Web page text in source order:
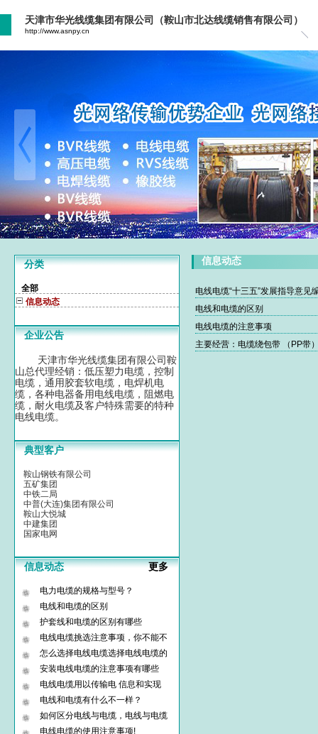
天津市华光线缆集团有限公司（鞍山市北达线缆销售有限公司）
http://www.asnpy.cn
分类
全部
信息动态
企业公告
天津市华光线缆集团有限公司鞍
山总代理经销：低压塑力电缆，控制
电缆，通用胶套软电缆，电焊机电
缆，各种电器备用电线电缆，阻燃电
缆，耐火电缆及客户特殊需要的特种
电线电缆。
典型客户
鞍山钢铁有限公司
五矿集团
中铁二局
中普(大连)集团有限公司
鞍山大悦城
中建集团
国家电网
更多
信息动态
电力电缆的规格与型号？
电线和电缆的区别
护套线和电缆的区别有哪些
电线电缆挑选注意事项，你不能不
怎么选择电线电缆选择电线电缆的
安装电线电缆的注意事项有哪些
电线电缆用以传输电 信息和实现
电线和电缆有什么不一样？
如何区分电线与电缆，电线与电缆
电线电缆的使用注意事项!
信息动态
电线电缆“十三五”发展指导意见
电线和电缆的区别
电线电缆的注意事项
主要经营：电缆绕包带 （PP带